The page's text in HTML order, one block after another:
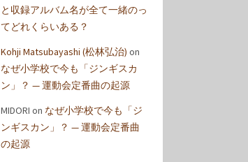
と収録アルバム名が全て一緒のっ
てどれくらいある？
Kohji Matsubayashi (松林弘治) on
なぜ小学校で今も「ジンギスカ
ン」？ — 運動会定番曲の起源
MIDORI on なぜ小学校で今も「ジ
ンギスカン」？ — 運動会定番曲
の起源